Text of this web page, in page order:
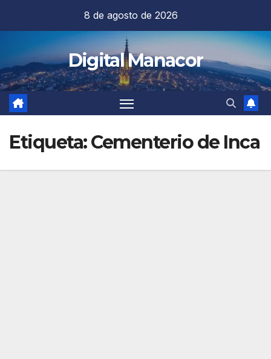
contenido
8 de agosto de 2026
Digital Manacor
Etiqueta:Cementerio de Inca